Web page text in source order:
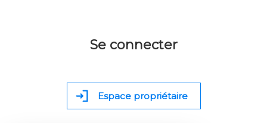
Se connecter
Espace propriétaire